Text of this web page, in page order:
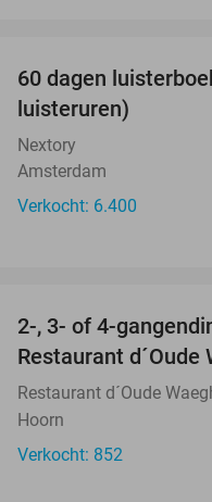
60 dagen
luisteruren)
Nextory
Amsterdam
Verkocht: 6.400
2-, 3- of 4-
Restaurant d´Oude
Restaurant d´Oude
Hoorn
Verkocht: 852